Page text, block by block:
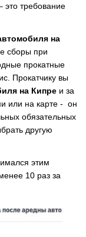
это требование
на
сборы при
прокатные
Прокатчику вы
на Кипре и за
или на карте - он
обязательных
другую
этим
10 раз за